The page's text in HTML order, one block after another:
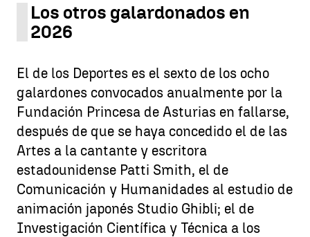
Los otros galardonados en
2026
El de los Deportes es el sexto de los ocho
galardones convocados anualmente por la
Fundación Princesa de Asturias en fallarse,
después de que se haya concedido el de las
Artes a la cantante y escritora
estadounidense Patti Smith, el de
Comunicación y Humanidades al estudio de
animación japonés Studio Ghibli; el de
Investigación Científica y Técnica a los